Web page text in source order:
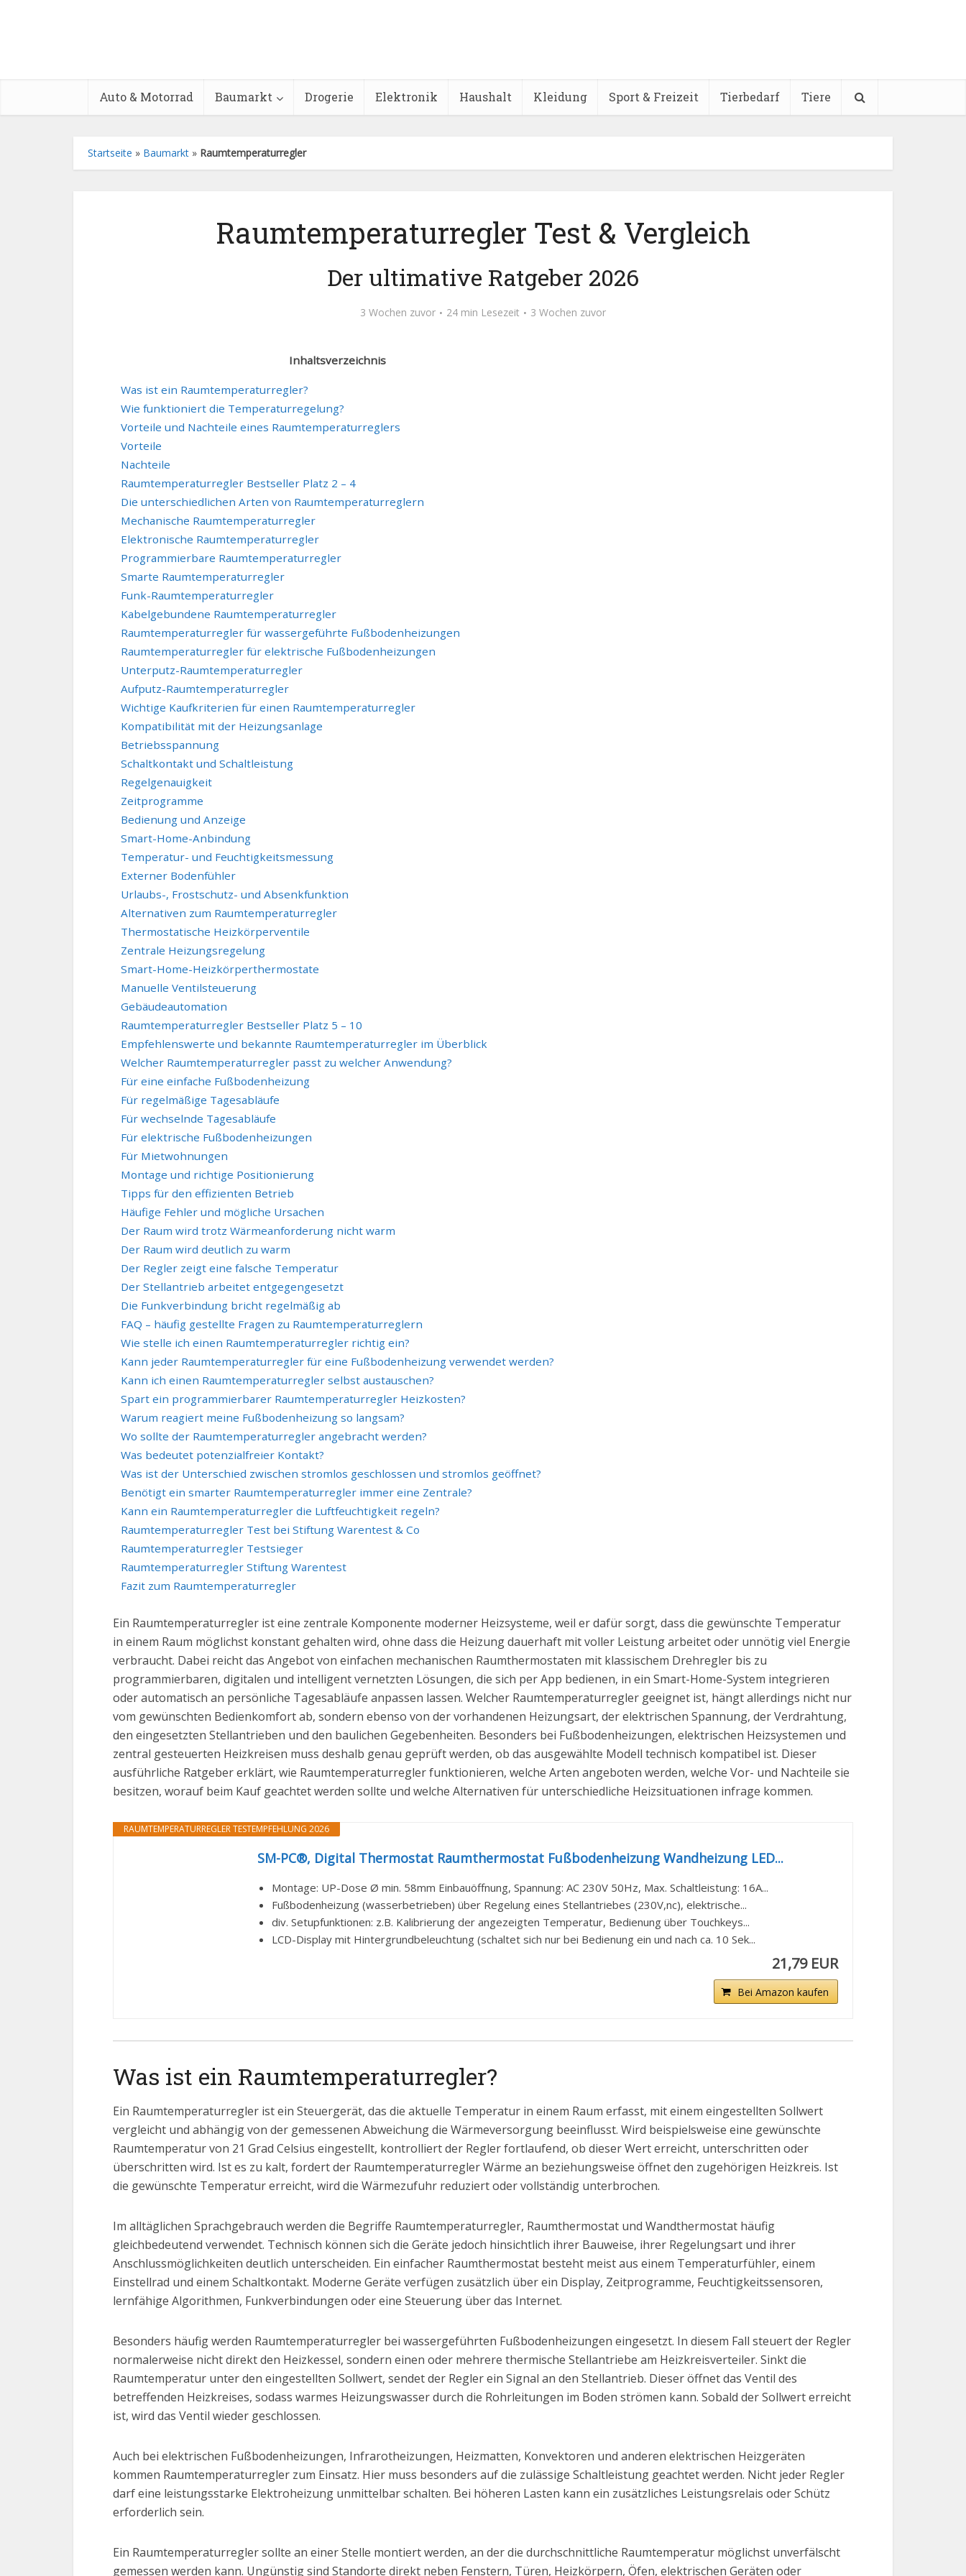
Auto & Motorrad Baumarkt Drogerie Elektronik Haushalt Kleidung Sport & Freizeit Tierbedarf Tiere
Startseite » Baumarkt » Raumtemperaturregler
Raumtemperaturregler Test & Vergleich
Der ultimative Ratgeber 2026
3 Wochen zuvor 24 min Lesezeit 3 Wochen zuvor
Inhaltsverzeichnis
Was ist ein Raumtemperaturregler?
Wie funktioniert die Temperaturregelung?
Vorteile und Nachteile eines Raumtemperaturreglers
Vorteile
Nachteile
Raumtemperaturregler Bestseller Platz 2 – 4
Die unterschiedlichen Arten von Raumtemperaturreglern
Mechanische Raumtemperaturregler
Elektronische Raumtemperaturregler
Programmierbare Raumtemperaturregler
Smarte Raumtemperaturregler
Funk-Raumtemperaturregler
Kabelgebundene Raumtemperaturregler
Raumtemperaturregler für wassergeführte Fußbodenheizungen
Raumtemperaturregler für elektrische Fußbodenheizungen
Unterputz-Raumtemperaturregler
Aufputz-Raumtemperaturregler
Wichtige Kaufkriterien für einen Raumtemperaturregler
Kompatibilität mit der Heizungsanlage
Betriebsspannung
Schaltkontakt und Schaltleistung
Regelgenauigkeit
Zeitprogramme
Bedienung und Anzeige
Smart-Home-Anbindung
Temperatur- und Feuchtigkeitsmessung
Externer Bodenfühler
Urlaubs-, Frostschutz- und Absenkfunktion
Alternativen zum Raumtemperaturregler
Thermostatische Heizkörperventile
Zentrale Heizungsregelung
Smart-Home-Heizkörperthermostate
Manuelle Ventilsteuerung
Gebäudeautomation
Raumtemperaturregler Bestseller Platz 5 – 10
Empfehlenswerte und bekannte Raumtemperaturregler im Überblick
Welcher Raumtemperaturregler passt zu welcher Anwendung?
Für eine einfache Fußbodenheizung
Für regelmäßige Tagesabläufe
Für wechselnde Tagesabläufe
Für elektrische Fußbodenheizungen
Für Mietwohnungen
Montage und richtige Positionierung
Tipps für den effizienten Betrieb
Häufige Fehler und mögliche Ursachen
Der Raum wird trotz Wärmeanforderung nicht warm
Der Raum wird deutlich zu warm
Der Regler zeigt eine falsche Temperatur
Der Stellantrieb arbeitet entgegengesetzt
Die Funkverbindung bricht regelmäßig ab
FAQ – häufig gestellte Fragen zu Raumtemperaturreglern
Wie stelle ich einen Raumtemperaturregler richtig ein?
Kann jeder Raumtemperaturregler für eine Fußbodenheizung verwendet werden?
Kann ich einen Raumtemperaturregler selbst austauschen?
Spart ein programmierbarer Raumtemperaturregler Heizkosten?
Warum reagiert meine Fußbodenheizung so langsam?
Wo sollte der Raumtemperaturregler angebracht werden?
Was bedeutet potenzialfreier Kontakt?
Was ist der Unterschied zwischen stromlos geschlossen und stromlos geöffnet?
Benötigt ein smarter Raumtemperaturregler immer eine Zentrale?
Kann ein Raumtemperaturregler die Luftfeuchtigkeit regeln?
Raumtemperaturregler Test bei Stiftung Warentest & Co
Raumtemperaturregler Testsieger
Raumtemperaturregler Stiftung Warentest
Fazit zum Raumtemperaturregler
Ein Raumtemperaturregler ist eine zentrale Komponente moderner Heizsysteme, weil er dafür sorgt, dass die gewünschte Temperatur
in einem Raum möglichst konstant gehalten wird, ohne dass die Heizung dauerhaft mit voller Leistung arbeitet oder unnötig viel Energie
verbraucht. Dabei reicht das Angebot von einfachen mechanischen Raumthermostaten mit klassischem Drehregler bis zu
programmierbaren, digitalen und intelligent vernetzten Lösungen, die sich per App bedienen, in ein Smart-Home-System integrieren
oder automatisch an persönliche Tagesabläufe anpassen lassen. Welcher Raumtemperaturregler geeignet ist, hängt allerdings nicht nur
vom gewünschten Bedienkomfort ab, sondern ebenso von der vorhandenen Heizungsart, der elektrischen Spannung, der Verdrahtung,
den eingesetzten Stellantrieben und den baulichen Gegebenheiten. Besonders bei Fußbodenheizungen, elektrischen Heizsystemen und
zentral gesteuerten Heizkreisen muss deshalb genau geprüft werden, ob das ausgewählte Modell technisch kompatibel ist. Dieser
ausführliche Ratgeber erklärt, wie Raumtemperaturregler funktionieren, welche Arten angeboten werden, welche Vor- und Nachteile sie
besitzen, worauf beim Kauf geachtet werden sollte und welche Alternativen für unterschiedliche Heizsituationen infrage kommen.
RAUMTEMPERATURREGLER TESTEMPFEHLUNG 2026
SM-PC®, Digital Thermostat Raumthermostat Fußbodenheizung Wandheizung LED...
Montage: UP-Dose Ø min. 58mm Einbauöffnung, Spannung: AC 230V 50Hz, Max. Schaltleistung: 16A...
Fußbodenheizung (wasserbetrieben) über Regelung eines Stellantriebes (230V,nc), elektrische...
div. Setupfunktionen: z.B. Kalibrierung der angezeigten Temperatur, Bedienung über Touchkeys...
LCD-Display mit Hintergrundbeleuchtung (schaltet sich nur bei Bedienung ein und nach ca. 10 Sek...
21,79 EUR
Bei Amazon kaufen
Was ist ein Raumtemperaturregler?
Ein Raumtemperaturregler ist ein Steuergerät, das die aktuelle Temperatur in einem Raum erfasst, mit einem eingestellten Sollwert
vergleicht und abhängig von der gemessenen Abweichung die Wärmeversorgung beeinflusst. Wird beispielsweise eine gewünschte
Raumtemperatur von 21 Grad Celsius eingestellt, kontrolliert der Regler fortlaufend, ob dieser Wert erreicht, unterschritten oder
überschritten wird. Ist es zu kalt, fordert der Raumtemperaturregler Wärme an beziehungsweise öffnet den zugehörigen Heizkreis. Ist
die gewünschte Temperatur erreicht, wird die Wärmezufuhr reduziert oder vollständig unterbrochen.
Im alltäglichen Sprachgebrauch werden die Begriffe Raumtemperaturregler, Raumthermostat und Wandthermostat häufig
gleichbedeutend verwendet. Technisch können sich die Geräte jedoch hinsichtlich ihrer Bauweise, ihrer Regelungsart und ihrer
Anschlussmöglichkeiten deutlich unterscheiden. Ein einfacher Raumthermostat besteht meist aus einem Temperaturfühler, einem
Einstellrad und einem Schaltkontakt. Moderne Geräte verfügen zusätzlich über ein Display, Zeitprogramme, Feuchtigkeitssensoren,
lernfähige Algorithmen, Funkverbindungen oder eine Steuerung über das Internet.
Besonders häufig werden Raumtemperaturregler bei wassergeführten Fußbodenheizungen eingesetzt. In diesem Fall steuert der Regler
normalerweise nicht direkt den Heizkessel, sondern einen oder mehrere thermische Stellantriebe am Heizkreisverteiler. Sinkt die
Raumtemperatur unter den eingestellten Sollwert, sendet der Regler ein Signal an den Stellantrieb. Dieser öffnet das Ventil des
betreffenden Heizkreises, sodass warmes Heizungswasser durch die Rohrleitungen im Boden strömen kann. Sobald der Sollwert erreicht
ist, wird das Ventil wieder geschlossen.
Auch bei elektrischen Fußbodenheizungen, Infrarotheizungen, Heizmatten, Konvektoren und anderen elektrischen Heizgeräten
kommen Raumtemperaturregler zum Einsatz. Hier muss besonders auf die zulässige Schaltleistung geachtet werden. Nicht jeder Regler
darf eine leistungsstarke Elektroheizung unmittelbar schalten. Bei höheren Lasten kann ein zusätzliches Leistungsrelais oder Schütz
erforderlich sein.
Ein Raumtemperaturregler sollte an einer Stelle montiert werden, an der die durchschnittliche Raumtemperatur möglichst unverfälscht
gemessen werden kann. Ungünstig sind Standorte direkt neben Fenstern, Türen, Heizkörpern, Öfen, elektrischen Geräten oder